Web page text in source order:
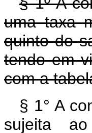
uma taxa
quinto do
tendo em
com a
§ 1° A
sujeita